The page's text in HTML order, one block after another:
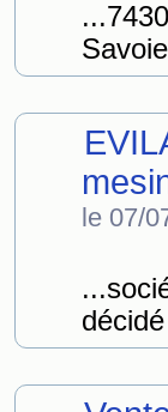
le 07/